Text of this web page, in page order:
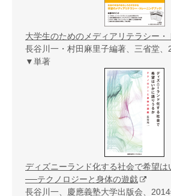
大学生のためのメディアリテラシー・
長谷川一・村田麻里子編著、三省堂、
▼単著
ディズニーランド化する社会で希望は
──テクノロジーと身体の遊戯
長谷川一、慶應義塾大学出版会、